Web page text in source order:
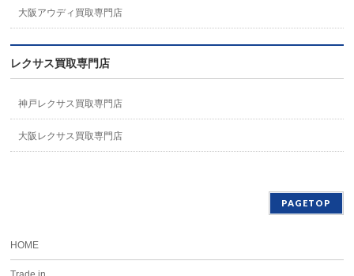
大阪アウディ買取専門店
レクサス買取専門店
神戸レクサス買取専門店
大阪レクサス買取専門店
PAGETOP
HOME